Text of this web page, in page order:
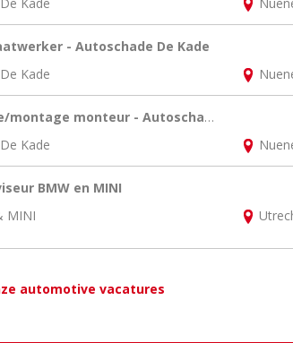
- Autoschade De Kade
Kade
Demontage/montage monteur - Autoschade De Kade
Kade
BMW en MINI
MINI
automotive vacatures